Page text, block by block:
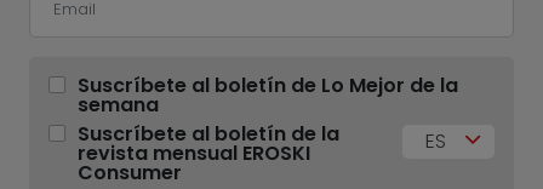
Suscríbete al boletín de Lo Mejor de la
semana
Suscríbete al boletín de la
revista mensual EROSKI
Consumer
ES